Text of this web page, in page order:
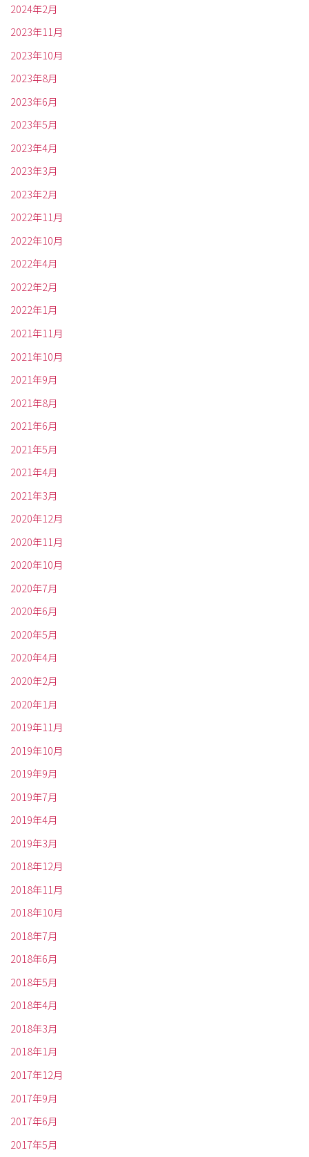
2024年2月
2023年11月
2023年10月
2023年8月
2023年6月
2023年5月
2023年4月
2023年3月
2023年2月
2022年11月
2022年10月
2022年4月
2022年2月
2022年1月
2021年11月
2021年10月
2021年9月
2021年8月
2021年6月
2021年5月
2021年4月
2021年3月
2020年12月
2020年11月
2020年10月
2020年7月
2020年6月
2020年5月
2020年4月
2020年2月
2020年1月
2019年11月
2019年10月
2019年9月
2019年7月
2019年4月
2019年3月
2018年12月
2018年11月
2018年10月
2018年7月
2018年6月
2018年5月
2018年4月
2018年3月
2018年1月
2017年12月
2017年9月
2017年6月
2017年5月